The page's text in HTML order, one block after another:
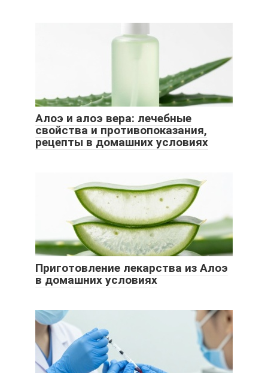
Алоэ и алоэ вера: лечебные
свойства и противопоказания,
рецепты в домашних условиях
Приготовление лекарства из Алоэ
в домашних условиях